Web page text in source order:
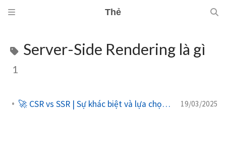
Thẻ
Server-Side Rendering là gì
1
🚀 CSR vs SSR | Sự khác biệt và lựa chọn phù hợp cho dự án 19/03/2025